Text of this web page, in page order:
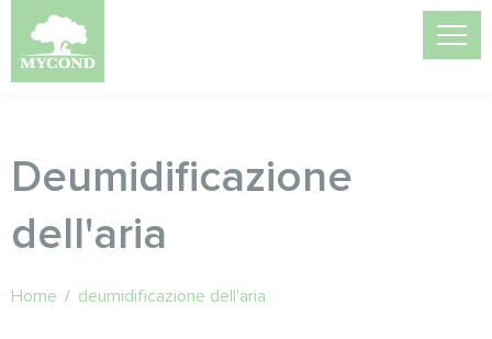
Deumidificazione
dell'aria
Home / deumidificazione dell'aria